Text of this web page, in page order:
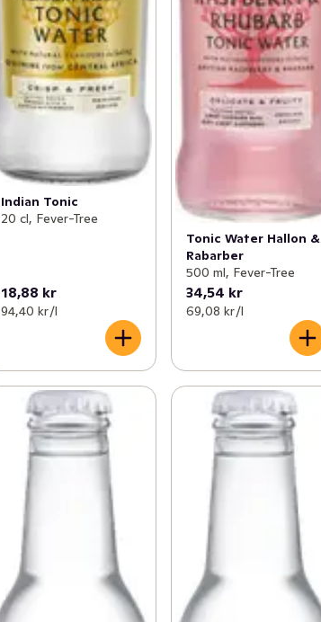
Indian Tonic
20 cl, Fever-Tree
18,88 kr
94,40 kr /l
Tonic Water Hallon &
Rabarber
500 ml, Fever-Tree
34,54 kr
69,08 kr /l